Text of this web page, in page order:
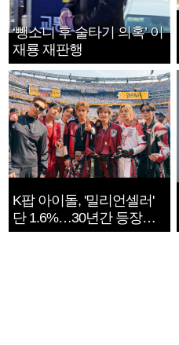
‘뺑소니 후 술타기 의혹’ 이
재룡 재판행
K팝 아이돌, '밀리언셀러'
단 1.6%…30년간 등장
1182개팀 전수조사